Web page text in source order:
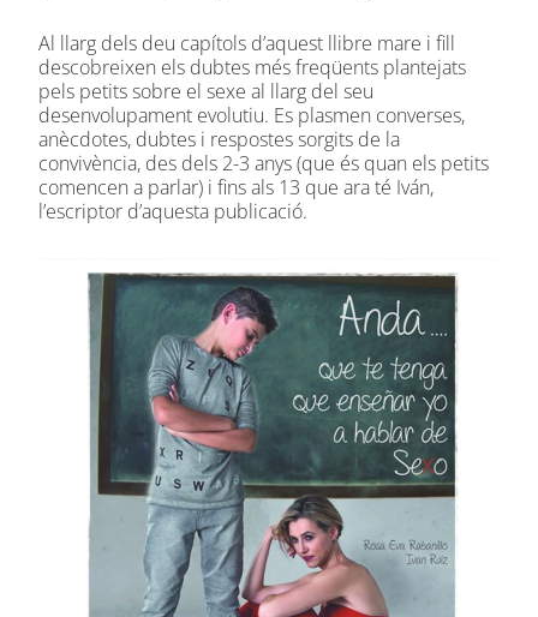
Al llarg dels deu capítols d’aquest llibre mare i fill
descobreixen els dubtes més freqüents plantejats
pels petits sobre el sexe al llarg del seu
desenvolupament evolutiu. Es plasmen converses,
anècdotes, dubtes i respostes sorgits de la
convivència, des dels 2-3 anys (que és quan els petits
comencen a parlar) i fins als 13 que ara té Iván,
l’escriptor d’aquesta publicació.